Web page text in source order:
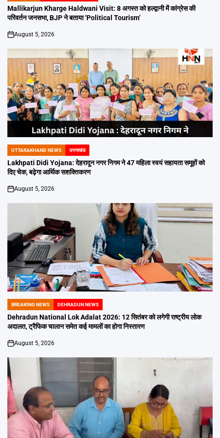
IN
Mallikarjun Kharge Haldwani Visit: 8 अगस्त को हल्द्वानी में कांग्रेस की
परिवर्तन जनसभा, BJP ने बताया ‘Political Tourism’
on
August 5, 2026
POSTED
IN
UTTARAKHAND NEWS उत्तराखंड
Lakhpati Didi Yojana: देहरादून नगर निगम ने 47 महिला स्वयं सहायता समूहों को
दिए चेक, बढ़ेगा आर्थिक सशक्तिकरण
on
August 5, 2026
POSTED
IN
BREAKING NEWS DEHRADUN NEWS
Dehradun National Lok Adalat 2026: 12 सितंबर को लगेगी राष्ट्रीय लोक
अदालत, ट्रैफिक चालान समेत कई मामलों का होगा निस्तारण
on
August 5, 2026